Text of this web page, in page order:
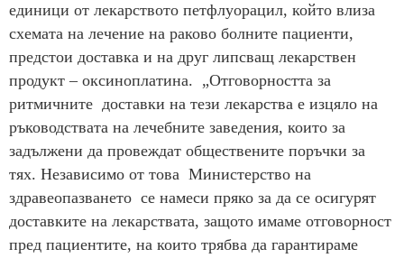
единици от лекарството петфлуорацил, който влиза
схемата на лечение на раково болните пациенти,
предстои доставка и на друг липсващ лекарствен
продукт – оксиноплатина. „Отговорността за
ритмичните доставки на тези лекарства е изцяло на
ръководствата на лечебните заведения, които за
задължени да провеждат обществените поръчки за
тях. Независимо от това Министерство на
здравеопазването се намеси пряко за да се осигурят
доставките на лекарствата, защото имаме отговорност
пред пациентите, на които трябва да гарантираме